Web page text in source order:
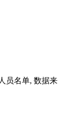
员名单, 数据来